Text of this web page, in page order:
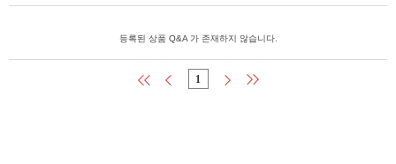
등록된 상품 Q&A 가 존재하지 않습니다.
1